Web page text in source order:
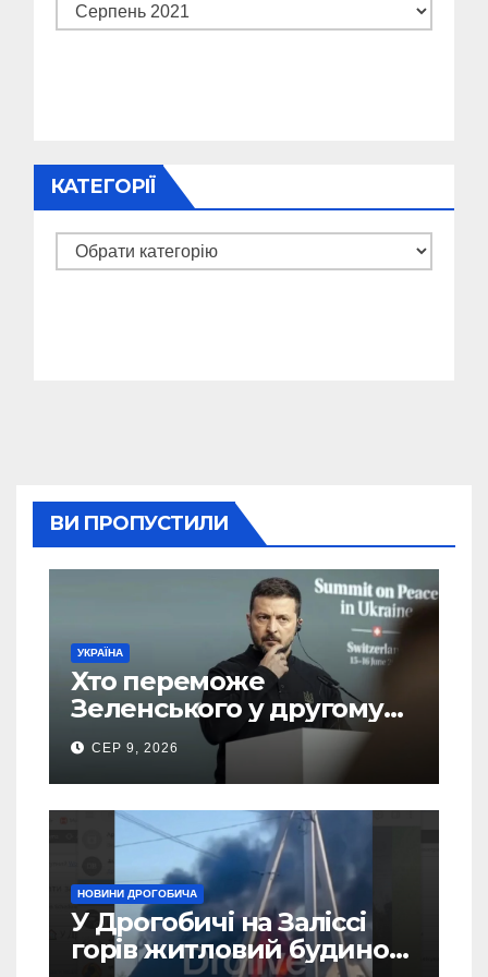
Архіви
КАТЕГОРІЇ
Категорії
ВИ ПРОПУСТИЛИ
УКРАЇНА
Хто переможе
Зеленського у другому
турі виборів президента
України – новий рейтинг
SOCIS
СЕР 9, 2026
НОВИНИ ДРОГОБИЧА
У Дрогобичі на Заліссі
горів житловий будинок